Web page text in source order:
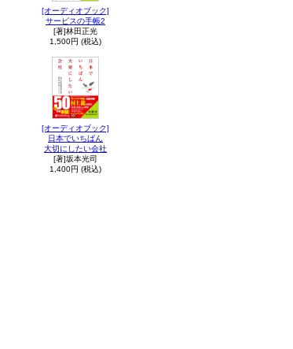
[オーディオブック]
サービスの手帳2
[著]林田正光
1,500円 (税込)
[オーディオブック]
日本でいちばん
大切にしたい会社
[著]坂本光司
1,400円 (税込)